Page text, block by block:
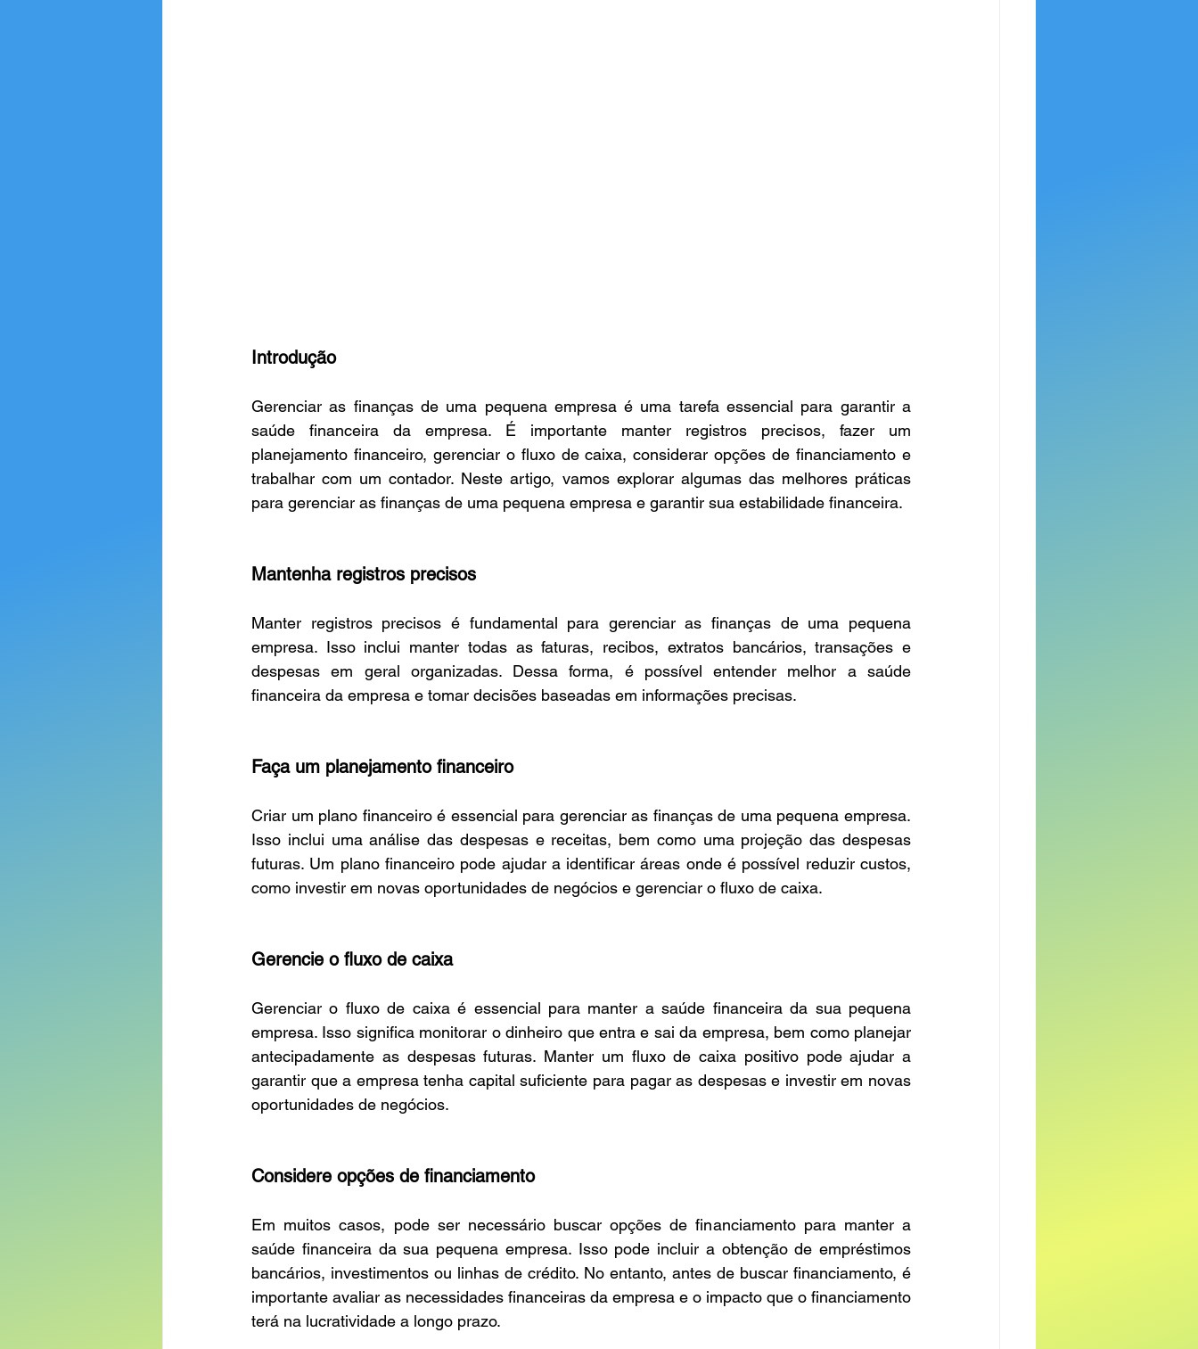
Introdução
Gerenciar as finanças de uma pequena empresa é uma tarefa essencial para garantir a
saúde financeira da empresa. É importante manter registros precisos, fazer um
planejamento financeiro, gerenciar o fluxo de caixa, considerar opções de financiamento e
trabalhar com um contador. Neste artigo, vamos explorar algumas das melhores práticas
para gerenciar as finanças de uma pequena empresa e garantir sua estabilidade financeira.
Mantenha registros precisos
Manter registros precisos é fundamental para gerenciar as finanças de uma pequena
empresa. Isso inclui manter todas as faturas, recibos, extratos bancários, transações e
despesas em geral organizadas. Dessa forma, é possível entender melhor a saúde
financeira da empresa e tomar decisões baseadas em informações precisas.
Faça um planejamento financeiro
Criar um plano financeiro é essencial para gerenciar as finanças de uma pequena empresa.
Isso inclui uma análise das despesas e receitas, bem como uma projeção das despesas
futuras. Um plano financeiro pode ajudar a identificar áreas onde é possível reduzir custos,
como investir em novas oportunidades de negócios e gerenciar o fluxo de caixa.
Gerencie o fluxo de caixa
Gerenciar o fluxo de caixa é essencial para manter a saúde financeira da sua pequena
empresa. Isso significa monitorar o dinheiro que entra e sai da empresa, bem como planejar
antecipadamente as despesas futuras. Manter um fluxo de caixa positivo pode ajudar a
garantir que a empresa tenha capital suficiente para pagar as despesas e investir em novas
oportunidades de negócios.
Considere opções de financiamento
Em muitos casos, pode ser necessário buscar opções de financiamento para manter a
saúde financeira da sua pequena empresa. Isso pode incluir a obtenção de empréstimos
bancários, investimentos ou linhas de crédito. No entanto, antes de buscar financiamento, é
importante avaliar as necessidades financeiras da empresa e o impacto que o financiamento
terá na lucratividade a longo prazo.